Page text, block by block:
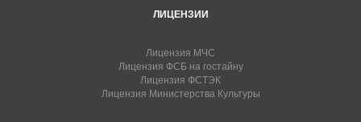
ЛИЦЕНЗИИ
Лицензия МЧС
Лицензия ФСБ на гостайну
Лицензия ФСТЭК
Лицензия Министерства Культуры